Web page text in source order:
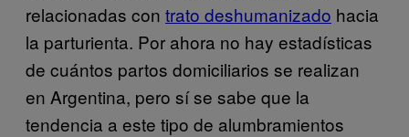
relacionadas con trato deshumanizado hacia
la parturienta. Por ahora no hay estadísticas
de cuántos partos domiciliarios se realizan
en Argentina, pero sí se sabe que la
tendencia a este tipo de alumbramientos